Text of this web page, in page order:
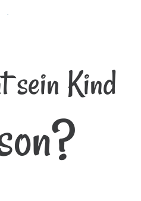
sein Kind